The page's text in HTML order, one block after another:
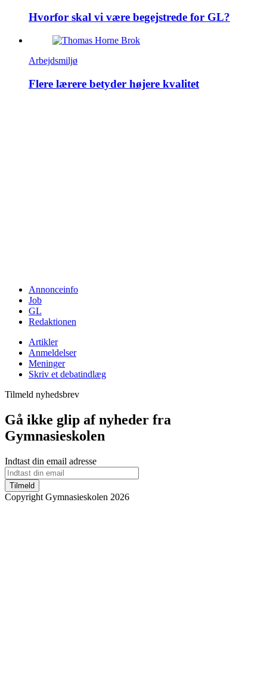
Hvorfor skal vi være begejstrede for GL?
Arbejdsmiljø
Flere lærere betyder højere kvalitet
Annonceinfo
Job
GL
Redaktionen
Artikler
Anmeldelser
Meninger
Skriv et debatindlæg
Tilmeld nyhedsbrev
Gå ikke glip af nyheder fra
Gymnasieskolen
Indtast din email adresse
Tilmeld
Copyright Gymnasieskolen 2026